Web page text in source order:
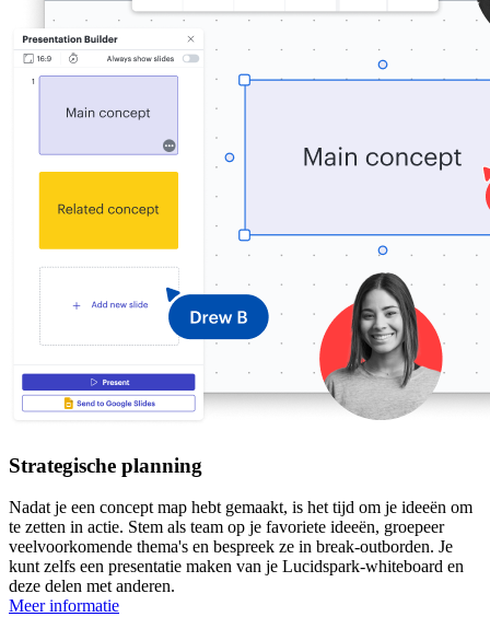
Strategische planning
Nadat je een concept map hebt gemaakt, is het tijd om je ideeën om
te zetten in actie. Stem als team op je favoriete ideeën, groepeer
veelvoorkomende thema's en bespreek ze in break-outborden. Je
kunt zelfs een presentatie maken van je Lucidspark-whiteboard en
deze delen met anderen.
Meer informatie